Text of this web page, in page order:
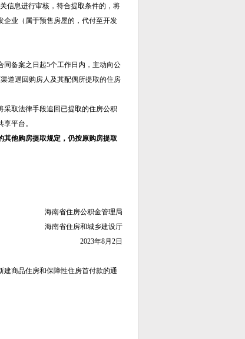
信息进行审核， 符合提取条件的，将
企业（属于预售房屋的，代付至开发
同备案之日起5个工作日内， 主动向公
道退回 购房人及其配偶所提取的住房
采取法律手段追回已提取的住房公积
平台。
其他购房提取规定，仍按原购房提取
海南省住房公积金管理局
海南省住房和城乡建设厅
2023年8月2日
商品住房和保障性住房首付款的通